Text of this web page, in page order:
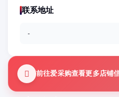
联系地址
-
前往爱采购查看更多店铺